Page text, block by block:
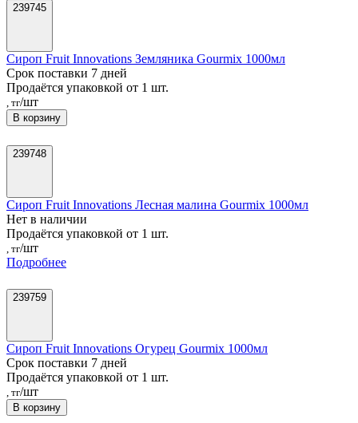
239745
Сироп Fruit Innovations Земляника Gourmix 1000мл
Срок поставки 7 дней
Продаётся упаковкой от 1 шт.
, тг/шт
В корзину
239748
Сироп Fruit Innovations Лесная малина Gourmix 1000мл
Нет в наличии
Продаётся упаковкой от 1 шт.
, тг/шт
Подробнее
239759
Сироп Fruit Innovations Огурец Gourmix 1000мл
Срок поставки 7 дней
Продаётся упаковкой от 1 шт.
, тг/шт
В корзину